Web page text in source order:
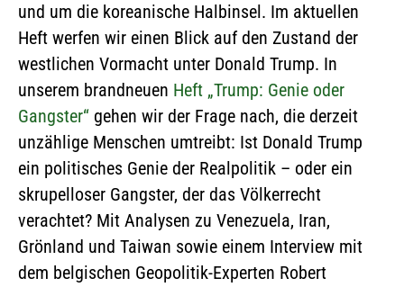
und um die koreanische Halbinsel. Im aktuellen
Heft werfen wir einen Blick auf den Zustand der
westlichen Vormacht unter Donald Trump. In
unserem brandneuen Heft „Trump: Genie oder
Gangster“ gehen wir der Frage nach, die derzeit
unzählige Menschen umtreibt: Ist Donald Trump
ein politisches Genie der Realpolitik – oder ein
skrupelloser Gangster, der das Völkerrecht
verachtet? Mit Analysen zu Venezuela, Iran,
Grönland und Taiwan sowie einem Interview mit
dem belgischen Geopolitik-Experten Robert